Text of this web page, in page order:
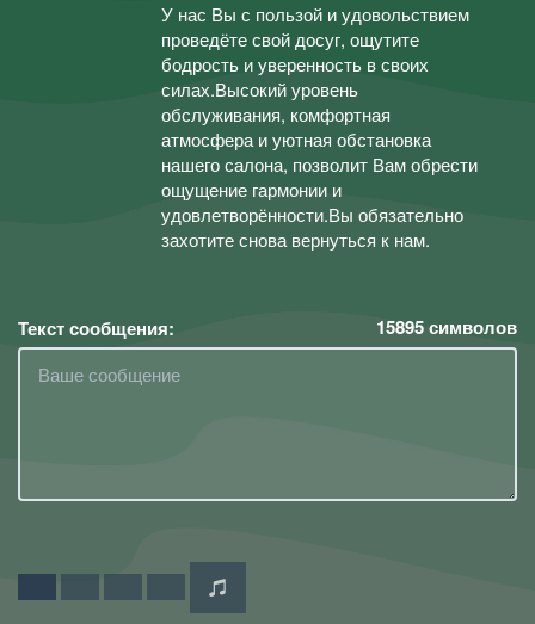
У нас Вы с пользой и удовольствием
проведёте свой досуг, ощутите
бодрость и уверенность в своих
силах.Высокий уровень
обслуживания, комфортная
атмосфера и уютная обстановка
нашего салона, позволит Вам обрести
ощущение гармонии и
удовлетворённости.Вы обязательно
захотите снова вернуться к нам.
Текст сообщения: 15895символов